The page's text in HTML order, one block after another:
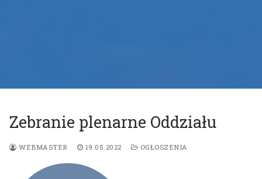
Ogłoszenia
Struktura PZITS Oddziału w Bydgoszczy
Działalność
Zebranie plenarne Oddziału
WEBMASTER 19.05.2022 OGŁOSZENIA